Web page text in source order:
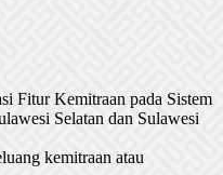
Fitur Kemitraan pada Sistem
Selatan dan Sulawesi
kemitraan atau